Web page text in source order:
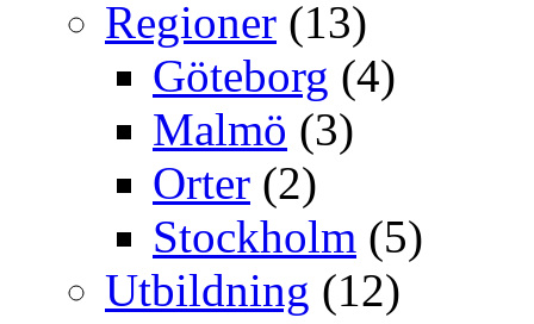
Regioner (13)
Göteborg (4)
Malmö (3)
Orter (2)
Stockholm (5)
Utbildning (12)